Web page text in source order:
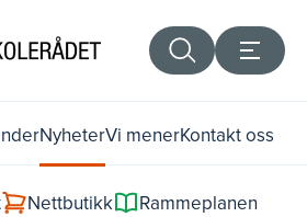
NyheterVi menerKontakt oss
Nettbutikk Rammeplanen